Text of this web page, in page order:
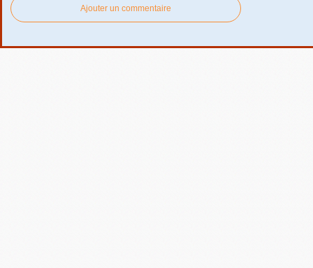
Ajouter un commentaire